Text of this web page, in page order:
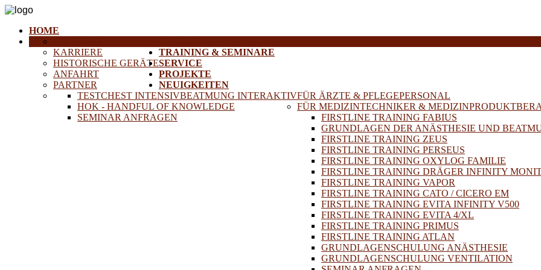
HOME
KARRIERE
HISTORISCHE GERÄTE
ANFAHRT
PARTNER
TRAINING & SEMINARE
FÜR ÄRZTE & PFLEGEPERSONAL
TESTCHEST INTENSIVBEATMUNG INTERAKTIV
HOK - HANDFUL OF KNOWLEDGE
SEMINAR ANFRAGEN
FÜR MEDIZINTECHNIKER &
FIRSTLINE TRAINING FABIUS
GRUNDLAGEN DER ANÄSTHESIE UND
FIRSTLINE TRAINING ZEUS
FIRSTLINE TRAINING PERSEUS
FIRSTLINE TRAINING OXYLOG FAMILIE
FIRSTLINE TRAINING DRÄGER INFINITY
FIRSTLINE TRAINING VAPOR
FIRSTLINE TRAINING CATO / CICERO EM
FIRSTLINE TRAINING EVITA INFINITY V500
FIRSTLINE TRAINING EVITA 4/XL
FIRSTLINE TRAINING PRIMUS
FIRSTLINE TRAINING ATLAN
GRUNDLAGENSCHULUNG ANÄSTHESIE
GRUNDLAGENSCHULUNG VENTILATION
SERVICE
PROJEKTE
NEUIGKEITEN